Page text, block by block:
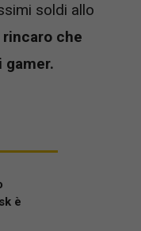
soldi allo
che
gamer.
è